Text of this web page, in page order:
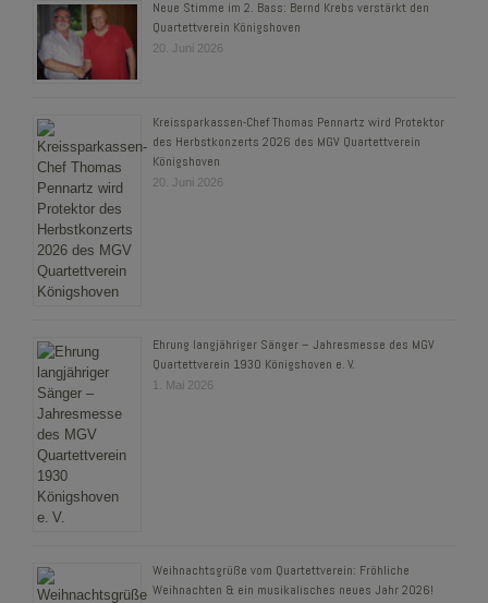
Neue Stimme im 2. Bass: Bernd Krebs verstärkt den
Quartettverein Königshoven
20. Juni 2026
Kreissparkassen-Chef Thomas Pennartz wird Protektor
des Herbstkonzerts 2026 des MGV Quartettverein
Königshoven
20. Juni 2026
Ehrung langjähriger Sänger – Jahresmesse des MGV
Quartettverein 1930 Königshoven e. V.
1. Mai 2026
Weihnachtsgrüße vom Quartettverein: Fröhliche
Weihnachten & ein musikalisches neues Jahr 2026!